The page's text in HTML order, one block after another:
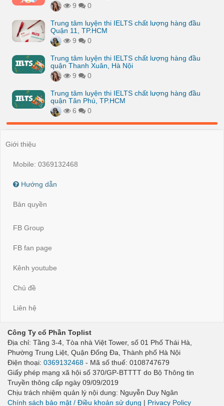
9
0
Trung tâm luyện thi IELTS chất lượng hàng đầu
Quận 11, TP.HCM
9
0
Trung tâm luyện thi IELTS chất lượng hàng đầu
quận Thanh Xuân, Hà Nội
9
0
Trung tâm luyện thi IELTS chất lượng hàng đầu
quận Tân Phú, TP.HCM
6
0
Giới thiệu
Mobile: 0369132468
Hướng dẫn
Bản quyền
FB Group
FB fan page
Kênh youtube
Chủ đề
Liên hệ
Công Ty cổ Phần Toplist
Địa chỉ: Tầng 3-4, Tòa nhà Việt Tower, số 01 Phố Thái Hà,
Phường Trung Liệt, Quận Đống Đa, Thành phố Hà Nội
Điện thoại: 0369132468 - Mã số thuế: 0108747679
Giấy phép mạng xã hội số 370/GP-BTTTT do Bộ Thông tin
Truyền thông cấp ngày 09/09/2019
Chịu trách nhiệm quản lý nội dung: Nguyễn Duy Ngân
Chính sách bảo mật / Điều khoản sử dụng | Privacy Policy